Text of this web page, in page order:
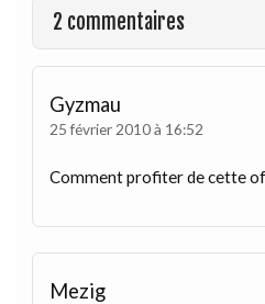
2 commentaires
Gyzmau
25 février 2010 à 16:52
Comment profiter de cette
Mezig